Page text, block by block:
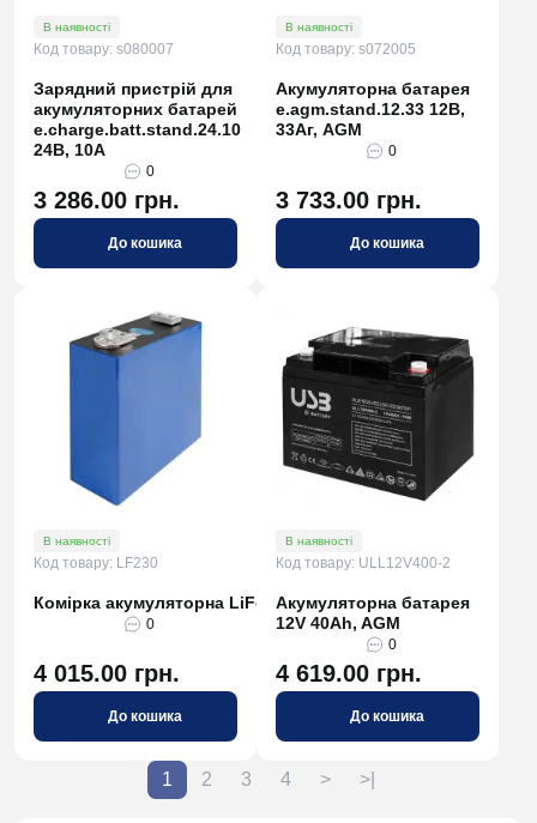
В наявності
Код товару: s080007
Зарядний пристрій для
акумуляторних батарей
e.charge.batt.stand.24.10
24В, 10А
0
3 286.00 грн.
До кошика
В наявності
Код товару: s072005
Акумуляторна батарея
e.agm.stand.12.33 12В,
33Аг, AGM
0
3 733.00 грн.
До кошика
В наявності
Код товару: LF230
Комірка акумуляторна LiFePO4 LF230 3,2В 230А*год
0
4 015.00 грн.
До кошика
В наявності
Код товару: ULL12V400-2
Акумуляторна батарея
12V 40Ah, AGM
0
4 619.00 грн.
До кошика
1 2 3 4 > >|